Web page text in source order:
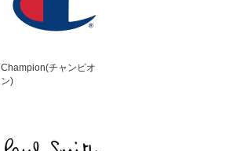
Champion(チャンピオ
ン)